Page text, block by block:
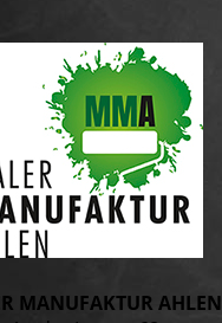
MANUFAKTUR AHLEN